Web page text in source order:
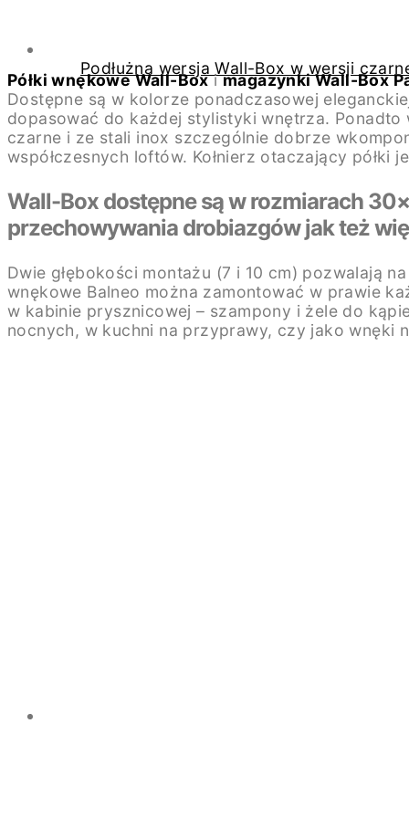
Podłużna wersja Wall-Box w wersji
Półki wnękowe Wall-Boximagazynki Wall-Box
Dostępne są w kolorze ponadczasowej
dopasować do każdej stylistyki wnętrza. Ponadto
czarne i ze stali inox szczególnie dobrze
współczesnych loftów. Kołnierz otaczający
Wall-Box dostępne są w rozmiarach
przechowywania drobiazgów jak też
Dwie głębokości montażu (7 i 10 cm) pozwalają
wnękowe Balneo można zamontować w prawie
w kabinie prysznicowej – szampony i żele do
nocnych, w kuchni na przyprawy, czy jako wnęki